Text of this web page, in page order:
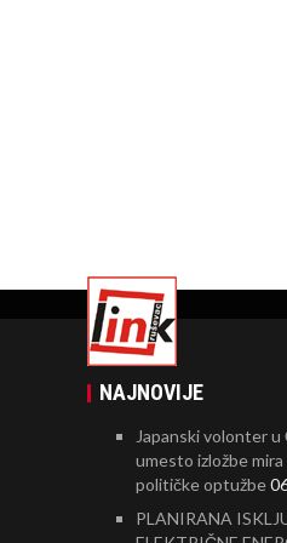
NAJNOVIJE
Japanski volonter u
umesto izložbe
političke optužbe
PLANIRANA